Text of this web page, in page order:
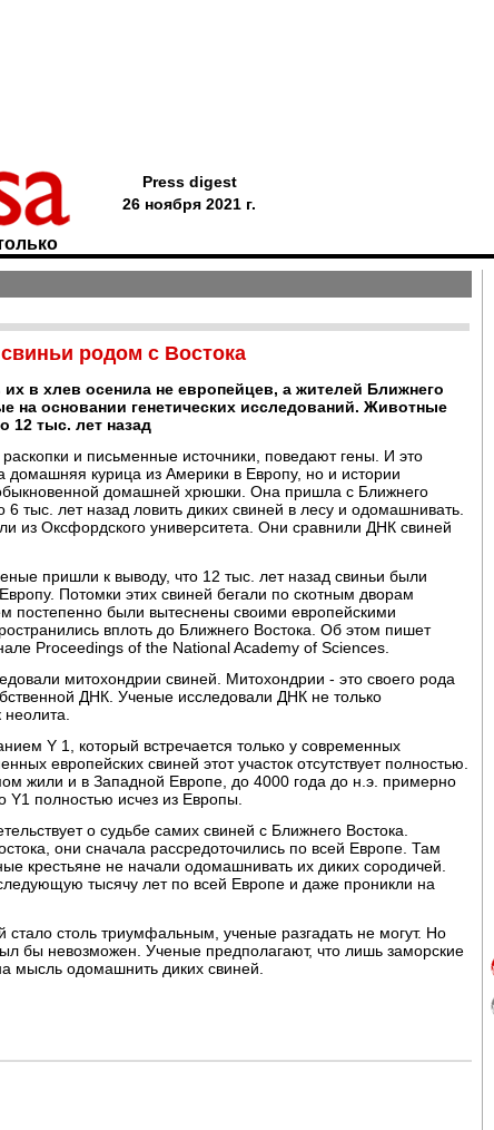
Press digest
26 ноября 2021 г.
родом с Востока
в хлев осенила не европейцев, а жителей Ближнего
на основании генетических исследований. Животные
12 тыс. лет назад
и письменные источники, поведают гены. И это
домашняя курица из Америки в Европу, но и истории
домашней хрюшки. Она пришла с Ближнего
тыс. лет назад ловить диких свиней в лесу и одомашнивать.
из Оксфордского университета. Они сравнили ДНК свиней
пришли к выводу, что 12 тыс. лет назад свиньи были
Потомки этих свиней бегали по скотным дворам
постепенно были вытеснены своими европейскими
вплоть до Ближнего Востока. Об этом пишет
Proceedings of the National Academy of Sciences.
митохондрии свиней. Митохондрии - это своего рода
ДНК. Ученые исследовали ДНК не только
Y 1, который встречается только у современных
европейских свиней этот участок отсутствует полностью.
жили и в Западной Европе, до 4000 года до н.э. примерно
Y1 полностью исчез из Европы.
о судьбе самих свиней с Ближнего Востока.
они сначала рассредоточились по всей Европе. Там
крестьяне не начали одомашнивать их диких сородичей.
тысячу лет по всей Европе и даже проникли на
столь триумфальным, ученые разгадать не могут. Но
бы невозможен. Ученые предполагают, что лишь заморские
мысль одомашнить диких свиней.